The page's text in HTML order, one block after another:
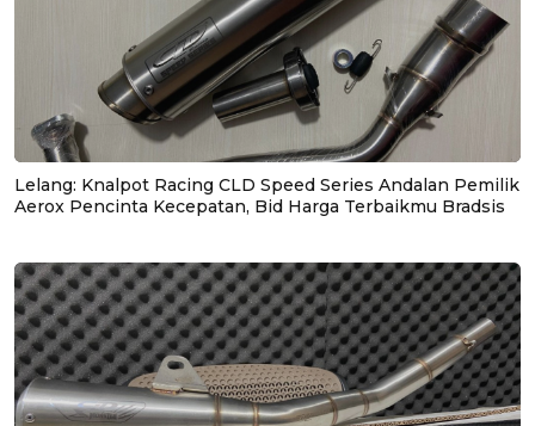
Lelang: Knalpot Racing CLD Speed Series Andalan Pemilik
Aerox Pencinta Kecepatan, Bid Harga Terbaikmu Bradsis